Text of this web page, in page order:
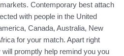
Contemporary best attach
with people in the United
Canada, Australia, New
for your match. Apart right
promptly help remind you you